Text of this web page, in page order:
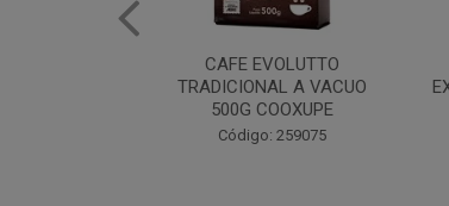
CAFE EVOLUTTO
TRADIONAL MOIDO 500G
POUCH COOXUPE
Código: 259077